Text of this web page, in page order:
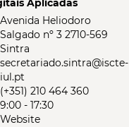
Aplicadas
Avenida Heliodoro
Salgado nº 3 2710-569
Sintra
secretariado.sintra@iscte-
iul.pt
(+351) 210 464 360
9:00 - 17:30
Website